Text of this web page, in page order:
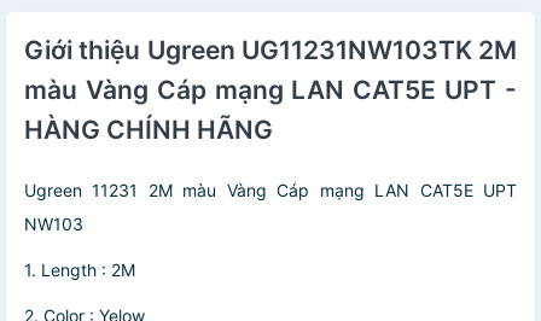
Giới thiệu Ugreen UG11231NW103TK 2M
màu Vàng Cáp mạng LAN CAT5E UPT -
HÀNG CHÍNH HÃNG
Ugreen 11231 2M màu Vàng Cáp mạng LAN CAT5E UPT
NW103
1. Length : 2M
2. Color : Yelow